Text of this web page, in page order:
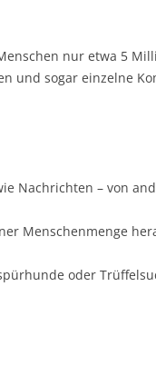
nur etwa 5
und sogar einzelne
Nachrichten – von
Menschenmenge
oder